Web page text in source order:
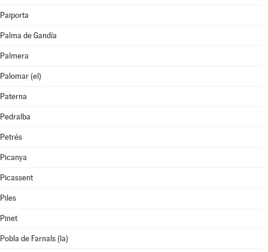
Paiporta
Palma de Gandía
Palmera
Palomar (el)
Paterna
Pedralba
Petrés
Picanya
Picassent
Piles
Pinet
Pobla de Farnals (la)